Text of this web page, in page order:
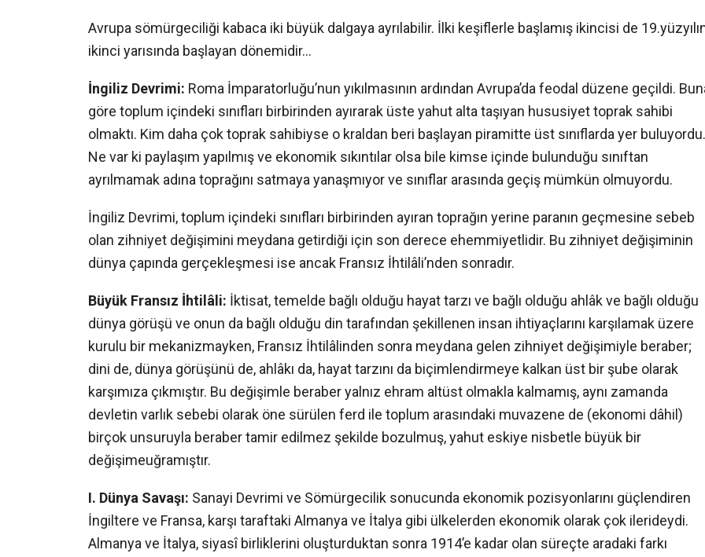
Avrupa sömürgeciliği kabaca iki büyük dalgaya ayrılabilir. İlki keşiflerle başlamış ikincisi de
ikinci yarısında başlayan dönemidir…
İngiliz Devrimi: Roma İmparatorluğu’nun yıkılmasının ardından Avrupa’da feodal düzene geçildi.
göre toplum içindeki sınıfları birbirinden ayırarak üste yahut alta taşıyan hususiyet toprak sahibi
olmaktı. Kim daha çok toprak sahibiyse o kraldan beri başlayan piramitte üst sınıflarda yer buluyordu.
Ne var ki paylaşım yapılmış ve ekonomik sıkıntılar olsa bile kimse içinde bulunduğu sınıftan
ayrılmamak adına toprağını satmaya yanaşmıyor ve sınıflar arasında geçiş mümkün olmuyordu.
İngiliz Devrimi, toplum içindeki sınıfları birbirinden ayıran toprağın yerine paranın geçmesine sebeb
olan zihniyet değişimini meydana getirdiği için son derece ehemmiyetlidir. Bu zihniyet değişiminin
dünya çapında gerçekleşmesi ise ancak Fransız İhtilâli’nden sonradır.
Büyük Fransız İhtilâli: İktisat, temelde bağlı olduğu hayat tarzı ve bağlı olduğu ahlâk ve bağlı olduğu
dünya görüşü ve onun da bağlı olduğu din tarafından şekillenen insan ihtiyaçlarını karşılamak üzere
kurulu bir mekanizmayken, Fransız İhtilâlinden sonra meydana gelen zihniyet değişimiyle beraber;
dini de, dünya görüşünü de, ahlâkı da, hayat tarzını da biçimlendirmeye kalkan üst bir şube olarak
karşımıza çıkmıştır. Bu değişimle beraber yalnız ehram altüst olmakla kalmamış, aynı zamanda
devletin varlık sebebi olarak öne sürülen ferd ile toplum arasındaki muvazene de (ekonomi dâhil)
birçok unsuruyla beraber tamir edilmez şekilde bozulmuş, yahut eskiye nisbetle büyük bir
değişimeuğramıştır.
I. Dünya Savaşı: Sanayi Devrimi ve Sömürgecilik sonucunda ekonomik pozisyonlarını güçlendiren
İngiltere ve Fransa, karşı taraftaki Almanya ve İtalya gibi ülkelerden ekonomik olarak çok ilerideydi.
Almanya ve İtalya, siyasî birliklerini oluşturduktan sonra 1914’e kadar olan süreçte aradaki farkı